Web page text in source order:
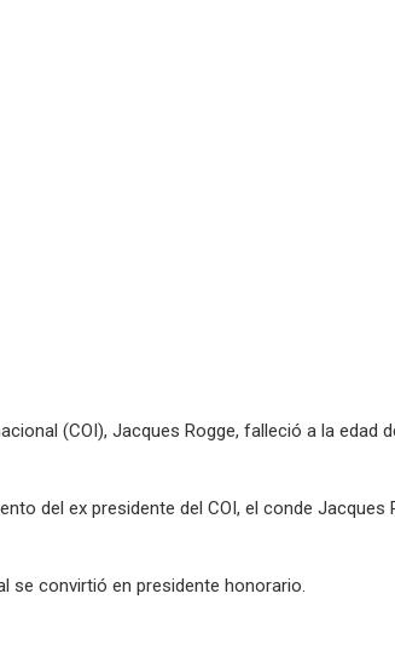
(COI), Jacques Rogge, falleció a la edad
del ex presidente del COI, el conde Jacques
se convirtió en presidente honorario.